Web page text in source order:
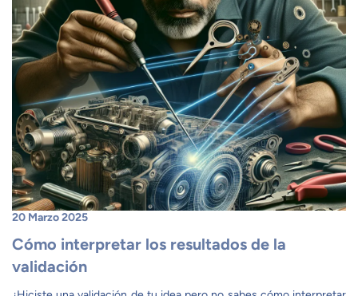
Cómo interpretar los resultados de la
validación
20 Marzo 2025